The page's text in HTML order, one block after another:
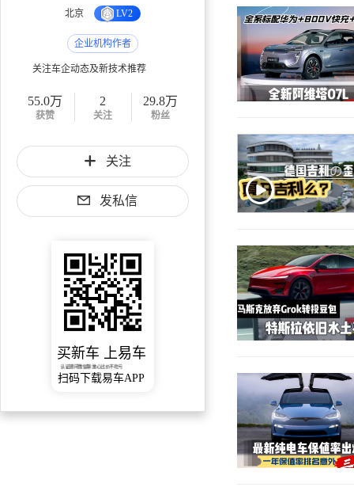
北京 LV2
企业机构作者
关注车企动态及新技术推荐
55.0万
获赞
2
关注
29.8万
粉丝
关注
发私信
买新车 上易车
认证顾问微信聊 放心比价不吃亏
扫码下载易车APP